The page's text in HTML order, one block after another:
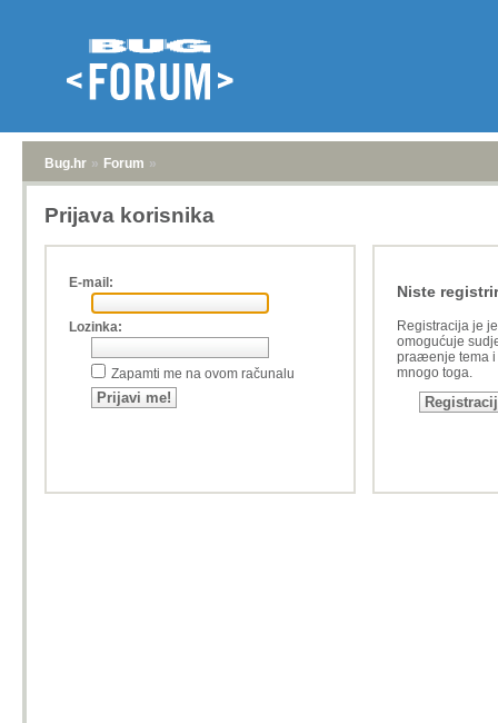
Bug.hr » Forum »
Prijava korisnika
E-mail:
Lozinka:
Zapamti me na ovom računalu
Niste
Registracija je
omogućuje
praæenje tema i
mnogo toga.